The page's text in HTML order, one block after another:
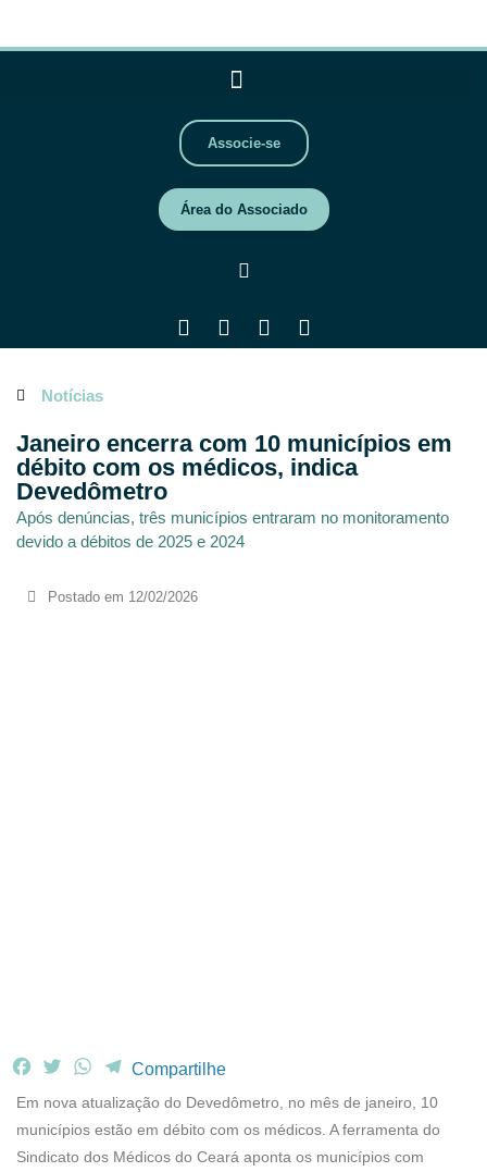
Associe-se
Área do Associado
Notícias
Janeiro encerra com 10 municípios em
débito com os médicos, indica
Devedômetro
Após denúncias, três municípios entraram no monitoramento
devido a débitos de 2025 e 2024
Postado em 12/02/2026
F
c
e
b
T
i
t
t
W
a
t
s
T
l
e
g
Compartilhe
Em nova atualização do Devedômetro, no mês de janeiro, 10
municípios estão em débito com os médicos. A ferramenta do
Sindicato dos Médicos do Ceará aponta os municípios com